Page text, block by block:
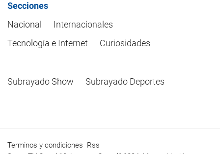
Secciones
Nacional
Internacionales
Tecnología e Internet
Curiosidades
Subrayado Show Subrayado Deportes
Terminos y condiciones Rss